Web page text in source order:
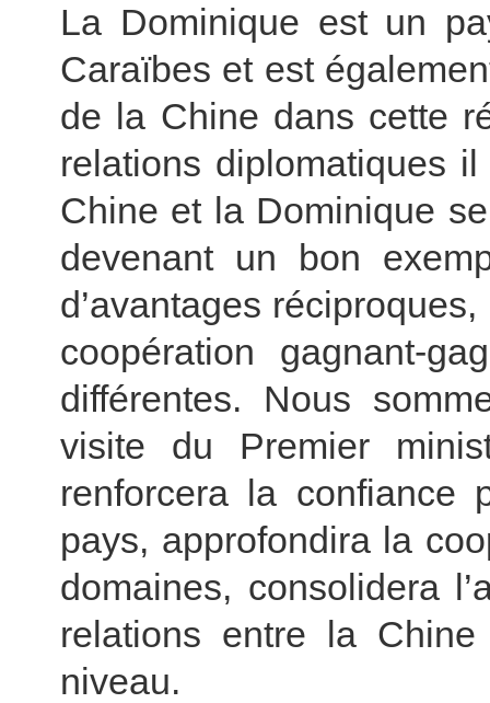
La Dominique est un
Caraïbes et est
de la Chine dans cette
relations diplomatiques
Chine et la Dominique
devenant un bon
d’avantages
coopération gagnant-
différentes. Nous
visite du Premier
renforcera la confiance
pays, approfondira la
domaines, consolidera
relations entre la
niveau.